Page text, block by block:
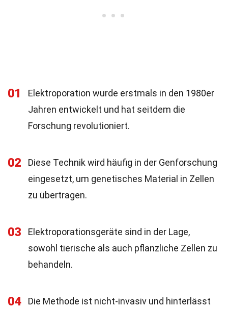
01
Elektroporation wurde erstmals in den 1980er
Jahren entwickelt und hat seitdem die
Forschung revolutioniert.
02
Diese Technik wird häufig in der Genforschung
eingesetzt, um genetisches Material in Zellen
zu übertragen.
03
Elektroporationsgeräte sind in der Lage,
sowohl tierische als auch pflanzliche Zellen zu
behandeln.
04
Die Methode ist nicht-invasiv und hinterlässt